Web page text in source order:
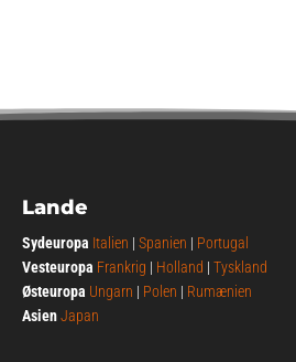
Lande
Sydeuropa Italien | Spanien | Portugal
Vesteuropa Frankrig | Holland | Tyskland
Østeuropa Ungarn | Polen | Rumænien
AsienJapan